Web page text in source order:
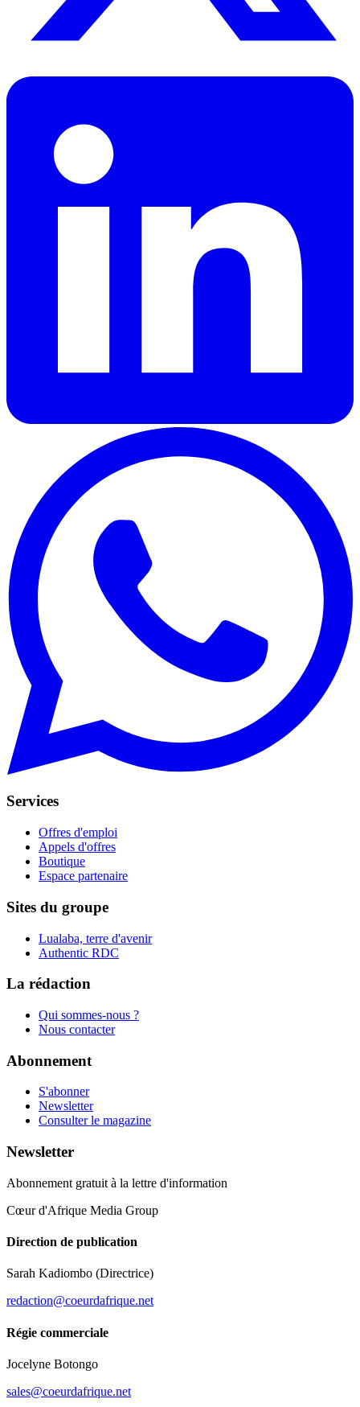
Services
Offres d'emploi
Appels d'offres
Boutique
Espace partenaire
Sites du groupe
Lualaba, terre d'avenir
Authentic RDC
La rédaction
Qui sommes-nous ?
Nous contacter
Abonnement
S'abonner
Newsletter
Consulter le magazine
Newsletter
Abonnement gratuit à la lettre d'information
Cœur d'Afrique Media Group
Direction de publication
Sarah Kadiombo (Directrice)
redaction@coeurdafrique.net
Régie commerciale
Jocelyne Botongo
sales@coeurdafrique.net